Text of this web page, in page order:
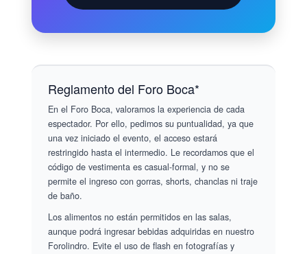
Reglamento del Foro Boca*
En el Foro Boca, valoramos la experiencia de cada
espectador. Por ello, pedimos su puntualidad, ya que
una vez iniciado el evento, el acceso estará
restringido hasta el intermedio. Le recordamos que el
código de vestimenta es casual-formal, y no se
permite el ingreso con gorras, shorts, chanclas ni traje
de baño.
Los alimentos no están permitidos en las salas,
aunque podrá ingresar bebidas adquiridas en nuestro
Forolindro. Evite el uso de flash en fotografías y